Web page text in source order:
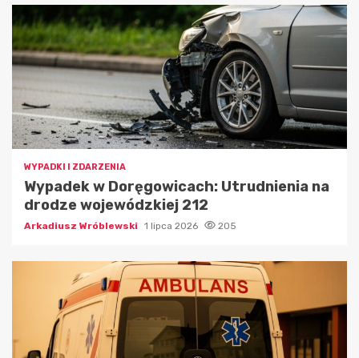
WYPADKI I ZDARZENIA
Wypadek w Doręgowicach: Utrudnienia na
drodze wojewódzkiej 212
Arkadiusz Wróblewski 1 lipca 2026 205